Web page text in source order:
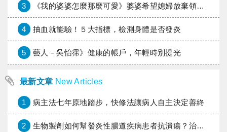
3 《我的婆婆怎麼那麼可愛》婆婆希望媳婦放棄領取已故兒子身故理賠金，可以這樣做嗎？
4 抽血就能驗！５大指標，檢測身體是否發炎
5 藝人－吳怡霈》健康的帳戶，年輕時別提光
最新文章 New Articles
1 病主法七年原地踏步，快修法讓病人自主決定善終
2 生物製劑如何幫發炎性腸道疾病患者抗潰瘍？治療進展與健保給付困境一次看